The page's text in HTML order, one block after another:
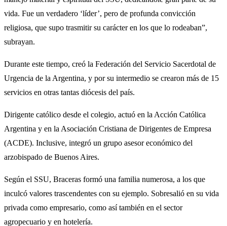
vida. Fue un verdadero ‘líder’, pero de profunda convicción
religiosa, que supo trasmitir su carácter en los que lo rodeaban”,
subrayan.
Durante este tiempo, creó la Federación del Servicio Sacerdotal de
Urgencia de la Argentina, y por su intermedio se crearon más de 15
servicios en otras tantas diócesis del país.
Dirigente católico desde el colegio, actuó en la Acción Católica
Argentina y en la Asociación Cristiana de Dirigentes de Empresa
(ACDE). Inclusive, integró un grupo asesor económico del
arzobispado de Buenos Aires.
Según el SSU, Braceras formó una familia numerosa, a los que
inculcó valores trascendentes con su ejemplo. Sobresalió en su vida
privada como empresario, como así también en el sector
agropecuario y en hotelería.